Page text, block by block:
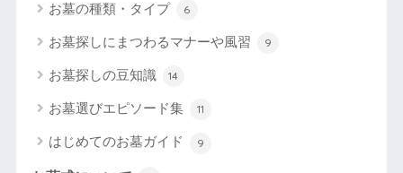
お墓の種類・タイプ 6
お墓探しにまつわるマナーや風習 9
お墓探しの豆知識 14
お墓選びエピソード集 11
はじめてのお墓ガイド 9